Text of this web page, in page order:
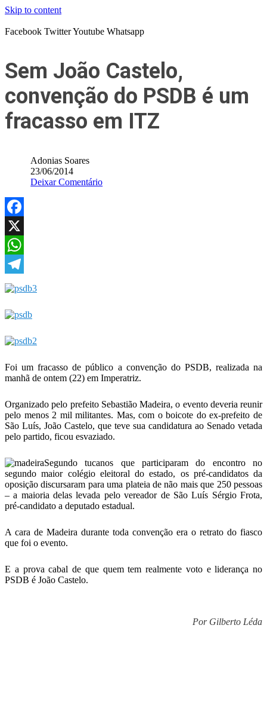
Skip to content
Facebook TwitterYoutube Whatsapp
Sem João Castelo,
convenção do PSDB é um
fracasso em ITZ
Adonias Soares
23/06/2014
Deixar Comentário
Facebook
X
WhatsApp
Telegram
Foi um fracasso de público a convenção do PSDB, realizada na
manhã de ontem (22) em Imperatriz.
Organizado pelo prefeito Sebastião Madeira, o evento deveria reunir
pelo menos 2 mil militantes. Mas, com o boicote do ex-prefeito de
São Luís, João Castelo, que teve sua candidatura ao Senado vetada
pelo partido, ficou esvaziado.
Segundo tucanos que participaram do encontro no
segundo maior colégio eleitoral do estado, os pré-candidatos da
oposição discursaram para uma plateia de não mais que 250 pessoas
– a maioria delas levada pelo vereador de São Luís Sérgio Frota,
pré-candidato a deputado estadual.
A cara de Madeira durante toda convenção era o retrato do fiasco
que foi o evento.
E a prova cabal de que quem tem realmente voto e liderança no
PSDB é João Castelo.
Por Gilberto Léda